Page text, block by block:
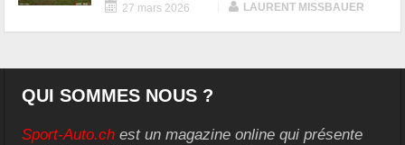
27 mars 2026 LAURENT MISSBAUER
QUI SOMMES NOUS ?
Sport-Auto.ch est un magazine online qui présente